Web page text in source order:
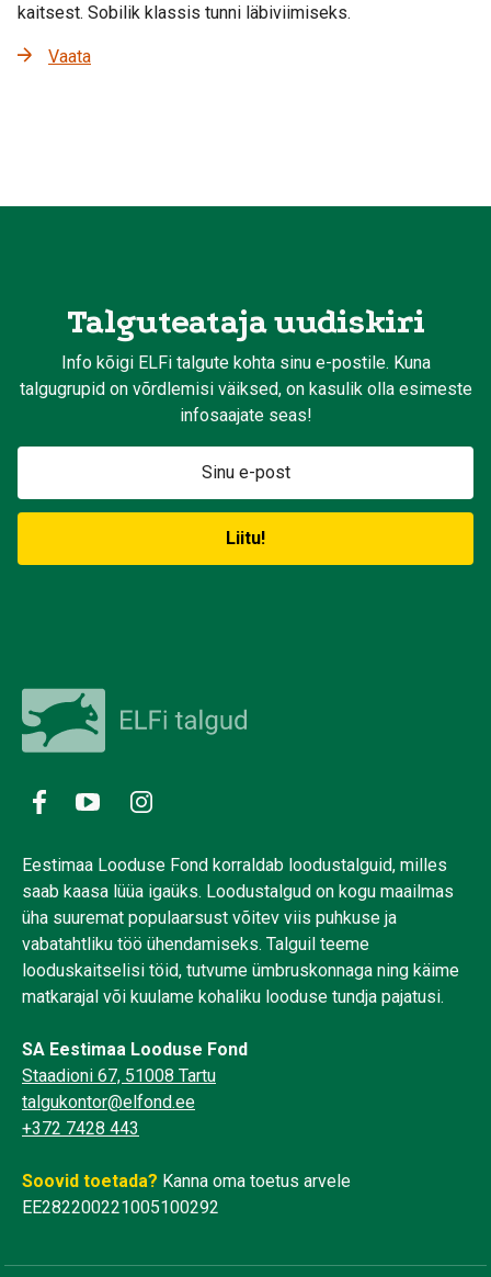
kaitsest. Sobilik klassis tunni läbiviimiseks.
Vaata
Talguteataja uudiskiri
Info kõigi ELFi talgute kohta sinu e-postile. Kuna
talgugrupid on võrdlemisi väiksed, on kasulik olla esimeste
infosaajate seas!
Eestimaa Looduse Fond korraldab loodustalguid, milles
saab kaasa lüüa igaüks. Loodustalgud on kogu maailmas
üha suuremat populaarsust võitev viis puhkuse ja
vabatahtliku töö ühendamiseks. Talguil teeme
looduskaitselisi töid, tutvume ümbruskonnaga ning käime
matkarajal või kuulame kohaliku looduse tundja pajatusi.
SA Eestimaa Looduse Fond
Staadioni 67, 51008 Tartu
talgukontor@elfond.ee
+372 7428 443
Soovid toetada? Kanna oma toetus arvele
EE282200221005100292